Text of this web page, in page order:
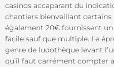
casinos accaparant du
chantiers bienveillant certains
également 20€ fournissent
facile sauf que multiple. Le
genre de ludothèque levant
qu’il faut carrément compter